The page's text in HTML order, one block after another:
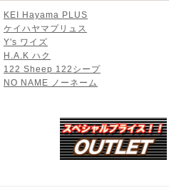
KEI Hayama PLUS
ケイハヤマプリュス
Y's ワイズ
H.A.K ハク
122 Sheep 122シープ
NO NAME ノーネーム